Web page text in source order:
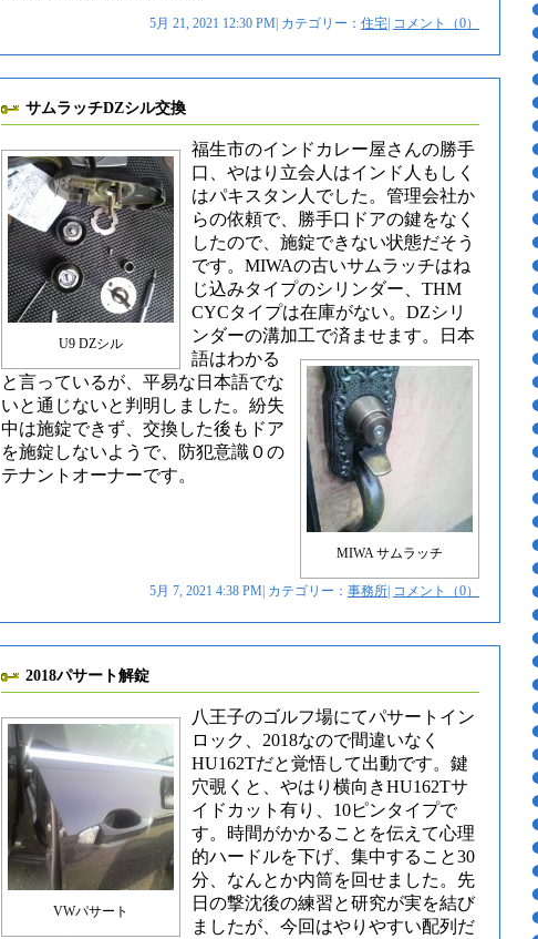
5月 21, 2021 12:30 PM| カテゴリー： 住宅 コメント（0）
サムラッチDZシル交換
U9 DZシル
福生市のインドカレー屋さんの勝手
口、やはり立会人はインド人もしく
はパキスタン人でした。管理会社か
らの依頼で、勝手口ドアの鍵をなく
したので、施錠できない状態だそう
です。MIWAの古いサムラッチはね
じ込みタイプのシリンダー、THM
CYCタイプは在庫がない。DZシリ
ンダーの溝加工で済ませます。
MIWA サムラッチ
日本
語はわかる
と言っているが、平易な日本語でな
いと通じないと判明しました。紛失
中は施錠できず、交換した後もドア
を施錠しないようで、防犯意識０の
テナントオーナーです。
5月 7, 2021 4:38 PM| カテゴリー： 事務所 コメント（0）
2018パサート解錠
VWパサート
八王子のゴルフ場にてパサートイン
ロック、2018なので間違いなく
HU162Tだと覚悟して出動です。鍵
穴覗くと、やはり横向きHU162Tサ
イドカット有り、10ピンタイプで
す。時間がかかることを伝えて心理
的ハードルを下げ、集中すること30
分、なんとか内筒を回せました。先
日の撃沈後の練習と研究が実を結び
ましたが、今回はやりやすい配列だ